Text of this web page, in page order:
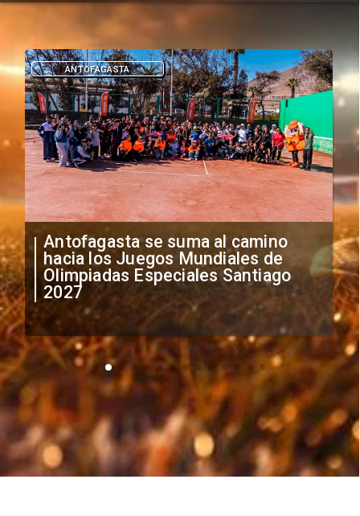
"Falta de profesionalismo": Sifup
anuncia medidas por situación
irregular de futbolistas
extranjeros
DEPORTES